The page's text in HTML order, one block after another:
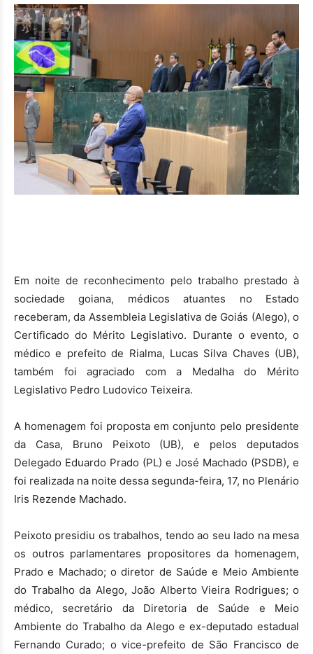
Em noite de reconhecimento pelo trabalho prestado à
sociedade goiana, médicos atuantes no Estado
receberam, da Assembleia Legislativa de Goiás (Alego), o
Certificado do Mérito Legislativo. Durante o evento, o
médico e prefeito de Rialma, Lucas Silva Chaves (UB),
também foi agraciado com a Medalha do Mérito
Legislativo Pedro Ludovico Teixeira.
A homenagem foi proposta em conjunto pelo presidente
da Casa, Bruno Peixoto (UB), e pelos deputados
Delegado Eduardo Prado (PL) e José Machado (PSDB), e
foi realizada na noite dessa segunda-feira, 17, no Plenário
Iris Rezende Machado.
Peixoto presidiu os trabalhos, tendo ao seu lado na mesa
os outros parlamentares propositores da homenagem,
Prado e Machado; o diretor de Saúde e Meio Ambiente
do Trabalho da Alego, João Alberto Vieira Rodrigues; o
médico, secretário da Diretoria de Saúde e Meio
Ambiente do Trabalho da Alego e ex-deputado estadual
Fernando Curado; o vice-prefeito de São Francisco de